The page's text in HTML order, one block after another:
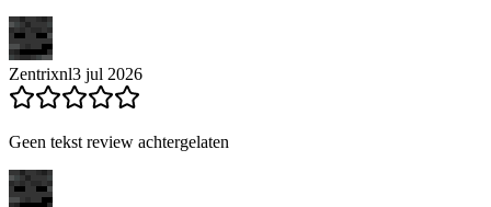
Zentrixnl3 jul 2026
Geen tekst review achtergelaten